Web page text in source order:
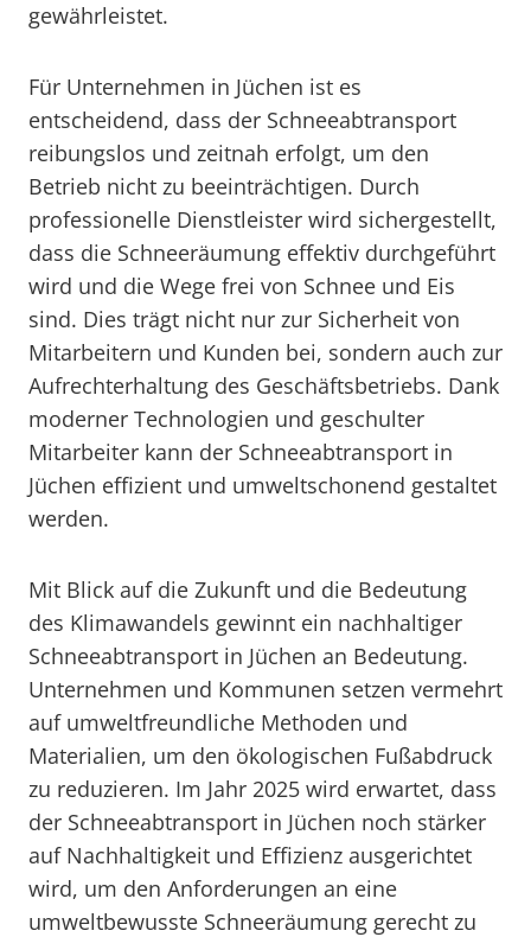
gewährleistet.
Für Unternehmen in Jüchen ist es
entscheidend, dass der Schneeabtransport
reibungslos und zeitnah erfolgt, um den
Betrieb nicht zu beeinträchtigen. Durch
professionelle Dienstleister wird sichergestellt,
dass die Schneeräumung effektiv durchgeführt
wird und die Wege frei von Schnee und Eis
sind. Dies trägt nicht nur zur Sicherheit von
Mitarbeitern und Kunden bei, sondern auch zur
Aufrechterhaltung des Geschäftsbetriebs. Dank
moderner Technologien und geschulter
Mitarbeiter kann der Schneeabtransport in
Jüchen effizient und umweltschonend gestaltet
werden.
Mit Blick auf die Zukunft und die Bedeutung
des Klimawandels gewinnt ein nachhaltiger
Schneeabtransport in Jüchen an Bedeutung.
Unternehmen und Kommunen setzen vermehrt
auf umweltfreundliche Methoden und
Materialien, um den ökologischen Fußabdruck
zu reduzieren. Im Jahr 2025 wird erwartet, dass
der Schneeabtransport in Jüchen noch stärker
auf Nachhaltigkeit und Effizienz ausgerichtet
wird, um den Anforderungen an eine
umweltbewusste Schneeräumung gerecht zu